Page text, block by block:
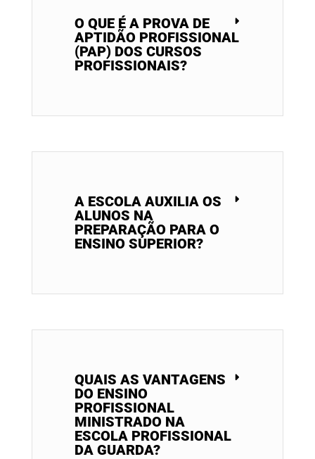
O QUE É A PROVA DE
APTIDÃO PROFISSIONAL
(PAP) DOS CURSOS
PROFISSIONAIS?
A ESCOLA AUXILIA OS
ALUNOS NA
PREPARAÇÃO PARA O
ENSINO SUPERIOR?
QUAIS AS VANTAGENS
DO ENSINO
PROFISSIONAL
MINISTRADO NA
ESCOLA PROFISSIONAL
DA GUARDA?